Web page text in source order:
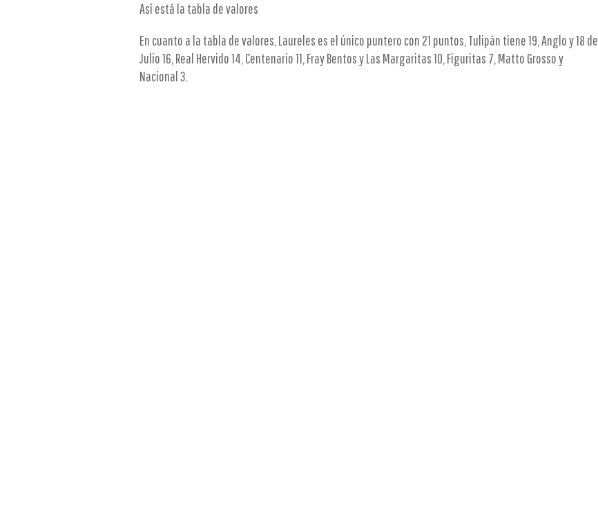
Así está la tabla de valores
En cuanto a la tabla de valores, Laureles es el único puntero con 21 puntos, Tulipán tiene 19, Anglo y 18 de
Julio 16, Real Hervido 14, Centenario 11, Fray Bentos y Las Margaritas 10, Figuritas 7, Matto Grosso y
Nacional 3.